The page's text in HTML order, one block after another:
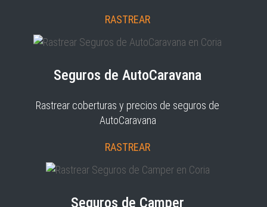
RASTREAR
Seguros de AutoCaravana
Rastrear coberturas y precios de seguros de
AutoCaravana
RASTREAR
Seguros de Camper